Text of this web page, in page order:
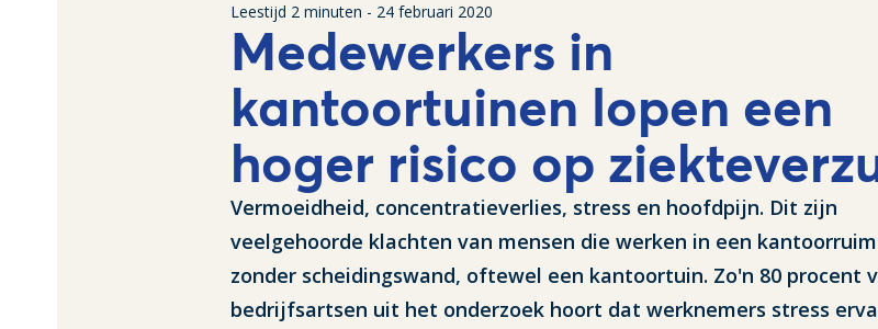
Leestijd 2 minuten - 24 februari 2020
Medewerkers in
kantoortuinen lopen een
hoger risico op
Vermoeidheid, concentratieverlies, stress en hoofdpijn. Dit zijn
veelgehoorde klachten van mensen die werken in een
zonder scheidingswand, oftewel een kantoortuin. Zo'n 80 procent
bedrijfsartsen uit het onderzoek hoort dat werknemers stress